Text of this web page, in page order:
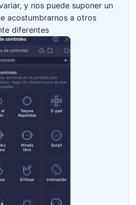
y nos puede suponer un
acostumbrarnos a otros
diferentes